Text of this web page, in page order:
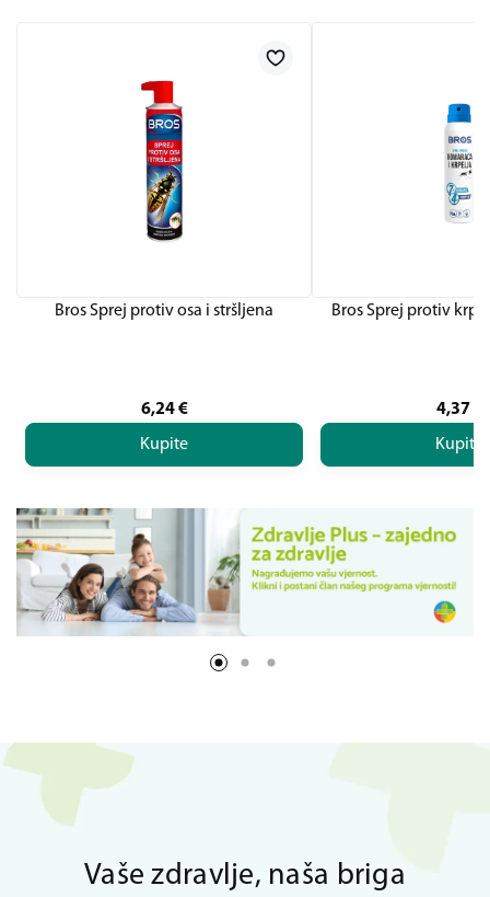
Bros Sprej protiv osa i stršljena
6,24 €
Kupite
Bros Sprej protiv
4,37
Kupite
Vaše zdravlje, naša briga